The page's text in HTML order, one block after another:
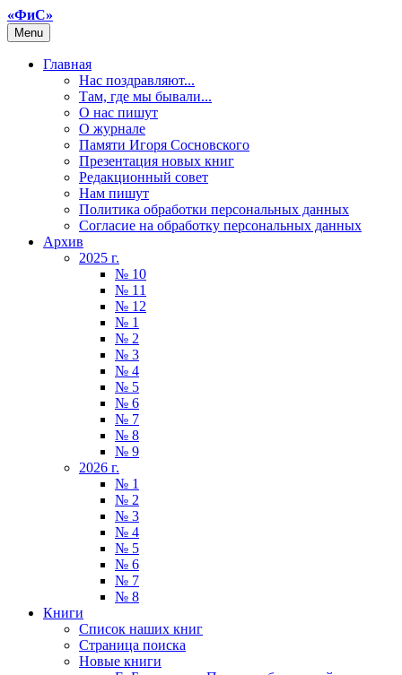
«ФиС»
Menu
Главная
Нас поздравляют...
Там, где мы бывали...
О нас пишут
О журнале
Памяти Игоря Сосновского
Презентация новых книг
Редакционный совет
Нам пишут
Политика обработки персональных данных
Согласие на обработку персональных данных
Архив
2025 г.
№ 10
№ 11
№ 12
№ 1
№ 2
№ 3
№ 4
№ 5
№ 6
№ 7
№ 8
№ 9
2026 г.
№ 1
№ 2
№ 3
№ 4
№ 5
№ 6
№ 7
№ 8
Книги
Список наших книг
Страница поиска
Новые книги